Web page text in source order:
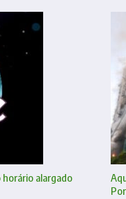
alargado